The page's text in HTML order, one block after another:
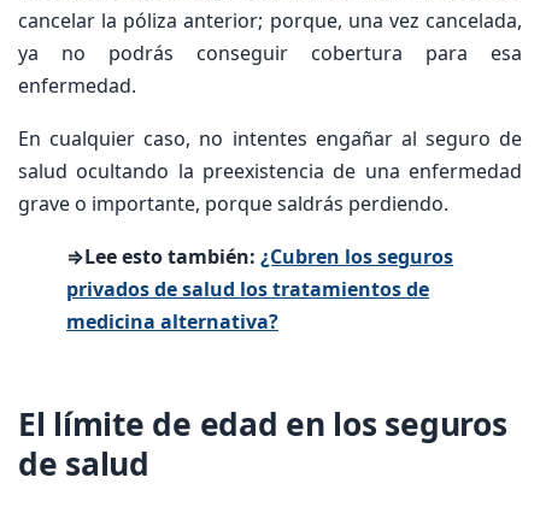
cancelar la póliza anterior; porque, una vez cancelada,
ya no podrás conseguir cobertura para esa
enfermedad.
En cualquier caso, no intentes engañar al seguro de
salud ocultando la preexistencia de una enfermedad
grave o importante, porque saldrás perdiendo.
⇒Lee esto también: ¿Cubren los seguros
privados de salud los tratamientos de
medicina alternativa?
El límite de edad en los seguros
de salud